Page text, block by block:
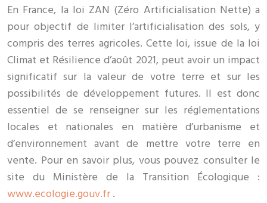
En France, la loi ZAN (Zéro Artificialisation Nette) a
pour objectif de limiter l’artificialisation des sols, y
compris des terres agricoles. Cette loi, issue de la loi
Climat et Résilience d’août 2021, peut avoir un impact
significatif sur la valeur de votre terre et sur les
possibilités de développement futures. Il est donc
essentiel de se renseigner sur les réglementations
locales et nationales en matière d’urbanisme et
d’environnement avant de mettre votre terre en
vente. Pour en savoir plus, vous pouvez consulter le
site du Ministère de la Transition Écologique :
www.ecologie.gouv.fr.